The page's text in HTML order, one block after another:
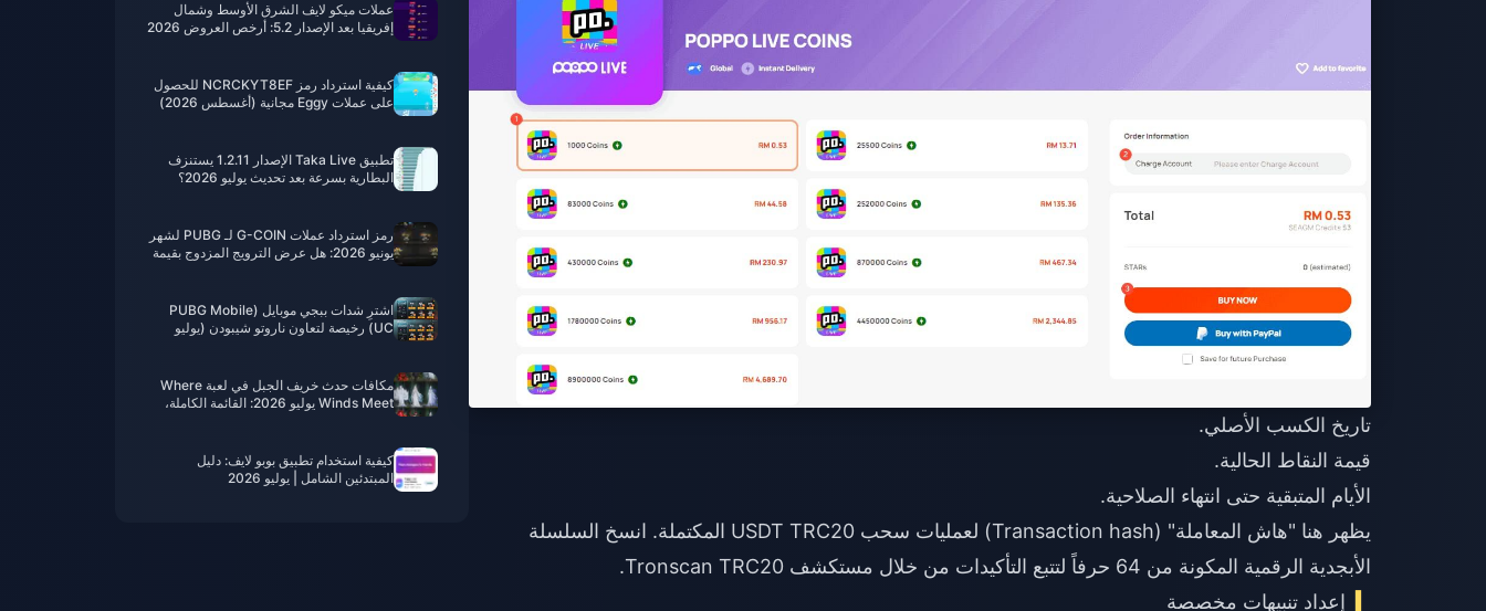
تاريخ الكسب الأصلي.
قيمة النقاط الحالية.
الأيام المتبقية حتى انتهاء الصلاحية.
يظهر هنا "هاش المعاملة" (Transaction hash) لعمليات سحب USDT TRC20 المكتملة. انسخ السلسلة
الأبجدية الرقمية المكونة من 64 حرفاً لتتبع التأكيدات من خلال مستكشف Tronscan TRC20.
إعداد تنبيهات مخصصة
عملات ميكو لايف الشرق الأوسط وشمال
إفريقيا بعد الإصدار 5.2: أرخص العروض 2026
كيفية استرداد رمز NCRCKYT8EF للحصول
على عملات Eggy مجانية (أغسطس 2026)
تطبيق Taka Live الإصدار 1.2.11 يستنزف
البطارية بسرعة بعد تحديث يوليو 2026؟
رمز استرداد عملات G-COIN لـ PUBG لشهر
يونيو 2026: هل عرض الترويج المزدوج بقيمة
اشترِ شدات ببجي موبايل (PUBG Mobile
UC) رخيصة لتعاون ناروتو شيبودن (يوليو
مکافات حدث خريف الجبل في لعبة Where
Winds Meet يوليو 2026: القائمة الكاملة،
كيفية استخدام تطبيق بوبو لايف: دليل
المبتدئين الشامل | يوليو 2026